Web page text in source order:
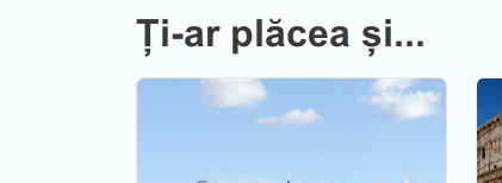
Ți-ar plăcea și...